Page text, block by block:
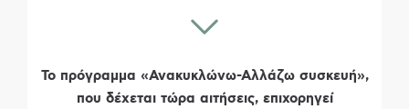
Το πρόγραμμα «Ανακυκλώνω-Αλλάζω συσκευή»,
που δέχεται τώρα αιτήσεις, επιχορηγεί